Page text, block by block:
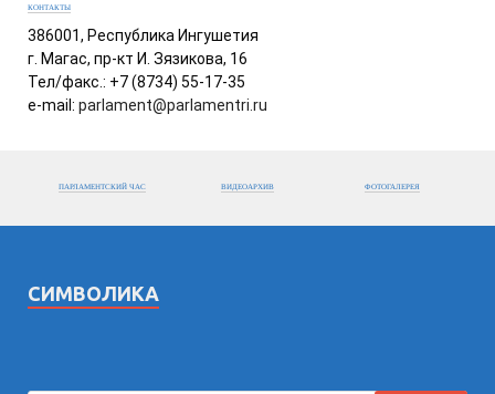
КОНТАКТЫ
386001, Республика Ингушетия
г. Магас, пр-кт И. Зязикова, 16
Тел/факс.: +7 (8734) 55-17-35
e-mail: parlament@parlamentri.ru
ПАРЛАМЕНТСКИЙ ЧАС ВИДЕОАРХИВ ФОТОГАЛЕРЕЯ
СИМВОЛИКА